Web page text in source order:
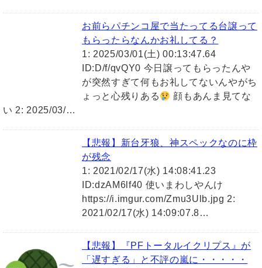
お前らパチンコ屋で当たってる台譲って
もらったらなんかお礼してる？
1: 2025/03/01(土) 00:13:47.64
ID:D/f/qvQY0 今日譲ってもらったんや
が突然すぎて何もお礼してないんやがち
ょっと心残りある
顔もあんま見てな
い 2: 2025/03/…
【悲報】新台牙狼、神スペックなのに枠
が残念
1: 2021/02/17(水) 14:08:41.23
ID:dzAM6lf40 使いまわしやんけ
https://i.imgur.com/Zmu3Ulb.jpg 2:
2021/02/17(水) 14:09:07.8…
【悲報】『PFトータルイクリプス』が
「遅すぎる」と不評の嵐に・・・・・